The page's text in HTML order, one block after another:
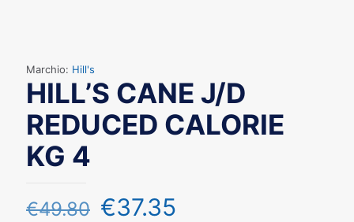
Marchio: Hill's
HILL’S CANE J/D
REDUCED CALORIE
KG 4
€49.80 €37.35